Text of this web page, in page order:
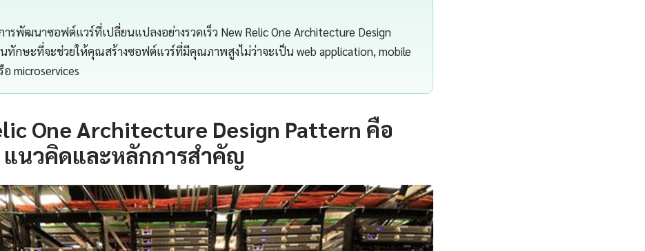
ารพัฒนาซอฟต์แวร์ที่เปลี่ยนแปลงอย่างรวดเร็ว New Relic One Architecture Design
ทักษะที่จะช่วยให้คุณสร้างซอฟต์แวร์ที่มีคุณภาพสูงไม่ว่าจะเป็น web application, mobile
อ microservices
One Architecture Design Pattern คือ
แนวคิดและหลักการสำคัญ